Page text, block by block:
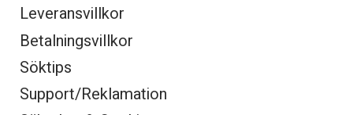
Leveransvillkor
Betalningsvillkor
Söktips
Support/Reklamation